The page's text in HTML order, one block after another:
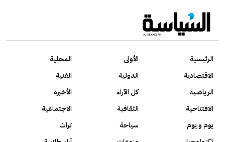
الرئيسية الأولى
المحلية
الاقتصادية
الدولية
الفنية
الرياضية
كل الآراء
الأخيرة
الافتتاحية
الثقافية
الاجتماعية
يوم و يوم
سياحة
تراث